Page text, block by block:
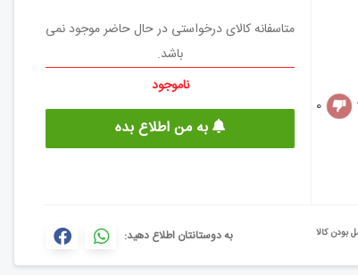
0
متاسفانه کالای درخواستی در حال حاضر موجود نمی
باشد.
ناموجود
به من اطلاع بده
بودن کالا به دوستانتان اطلاع دهید: